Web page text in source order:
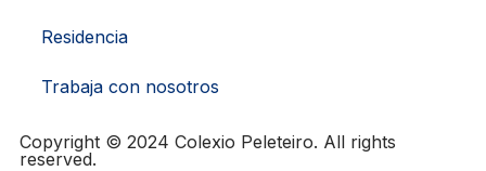
Residencia
Trabaja con nosotros
Copyright © 2024 Colexio Peleteiro. All rights
reserved.